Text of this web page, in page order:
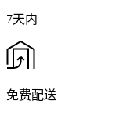
7天内
免费配送